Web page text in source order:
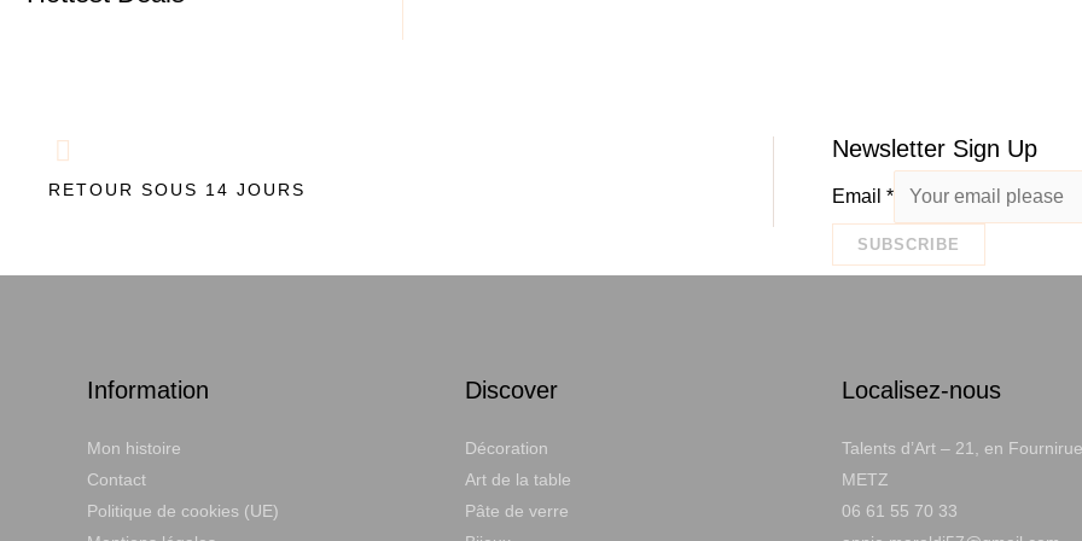
RETOUR SOUS 14 JOURS
Newsletter Sign Up
Email *
SUBSCRIBE
Information
Mon histoire
Contact
Politique de cookies (UE)
Discover
Décoration
Art de la table
Pâte de verre
Localisez-nous
Talents d’Art – 21, en
METZ
06 61 55 70 33